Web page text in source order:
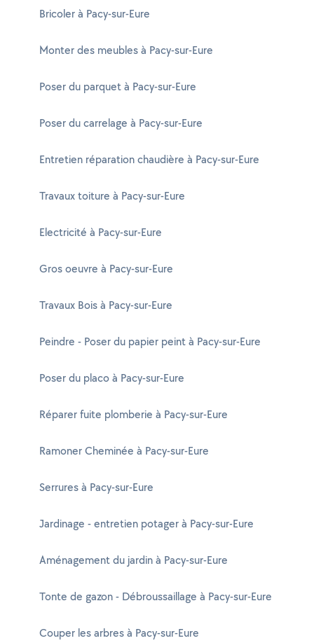
Bricoler à Pacy-sur-Eure
Monter des meubles à Pacy-sur-Eure
Poser du parquet à Pacy-sur-Eure
Poser du carrelage à Pacy-sur-Eure
Entretien réparation chaudière à Pacy-sur-Eure
Travaux toiture à Pacy-sur-Eure
Electricité à Pacy-sur-Eure
Gros oeuvre à Pacy-sur-Eure
Travaux Bois à Pacy-sur-Eure
Peindre - Poser du papier peint à Pacy-sur-Eure
Poser du placo à Pacy-sur-Eure
Réparer fuite plomberie à Pacy-sur-Eure
Ramoner Cheminée à Pacy-sur-Eure
Serrures à Pacy-sur-Eure
Jardinage - entretien potager à Pacy-sur-Eure
Aménagement du jardin à Pacy-sur-Eure
Tonte de gazon - Débroussaillage à Pacy-sur-Eure
Couper les arbres à Pacy-sur-Eure